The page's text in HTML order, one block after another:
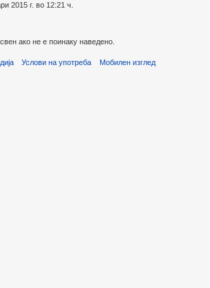
2015 г. во 12:21 ч.
ако не е поинаку наведено.
Услови на употреба Мобилен изглед